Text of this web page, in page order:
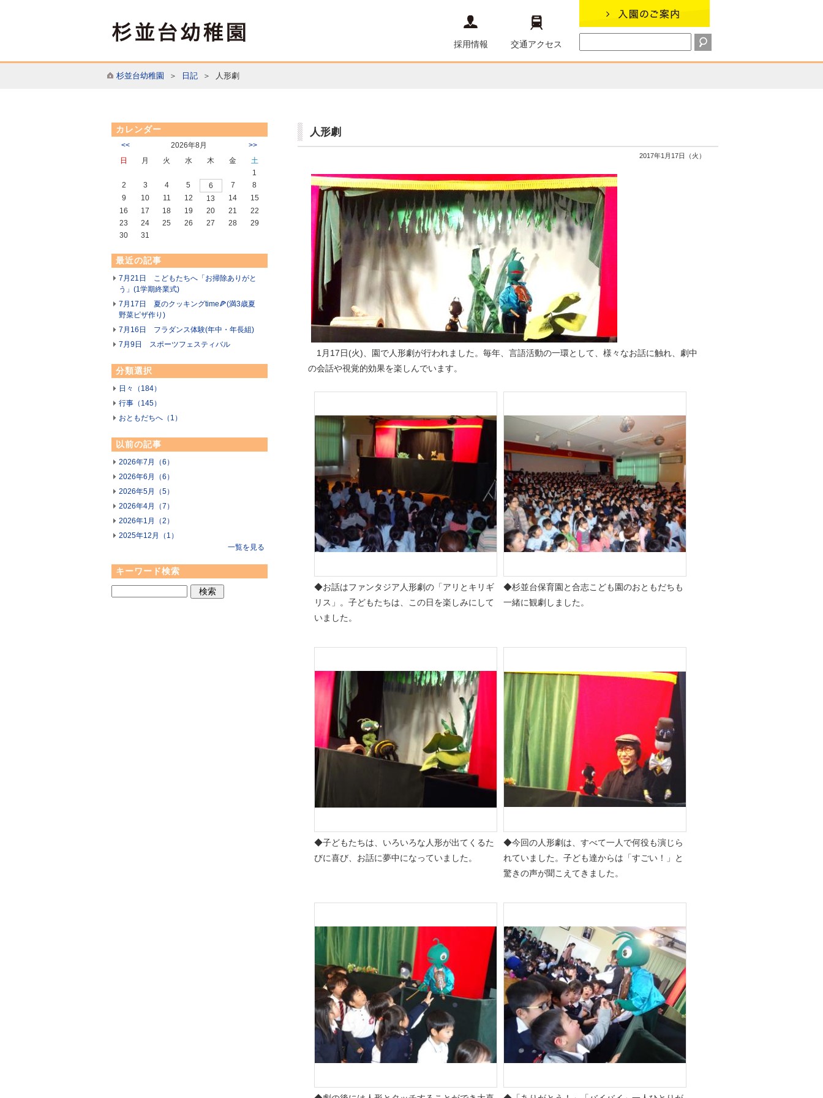
採用情報 交通アクセス
杉並台幼稚園 ＞ 日記＞ 人形劇
カレンダー
<< 2026年8月 >>
日 月 火 水 木 金
土
1
2
3 4 5 6 7
8
9
10 11 12 13 14
15
16
17 18 19 20 21
22
23
24 25 26 27 28
29
30
31
最近の記事
7月21日 こどもたちへ「お掃除ありがと
う」(1学期終業式)
7月17日 夏のクッキングtime🍕(満3歳夏
野菜ピザ作り)
7月16日 フラダンス体験(年中・年長組)
7月9日 スポーツフェスティバル
分類選択
日々（184）
行事（145）
おともだちへ（1）
以前の記事
2026年7月（6）
2026年6月（6）
2026年5月（5）
2026年4月（7）
2026年1月（2）
2025年12月（1）
一覧を見る
キーワード検索
人形劇
2017年1月17日（火）
1月17日(火)、園で人形劇が行われました。毎年、言語活動の一環として、様々なお話に触れ、劇中
の会話や視覚的効果を楽しんでいます。
◆お話はファンタジア人形劇の「アリとキリギ
リス」。子どもたちは、この日を楽しみにして
いました。
◆杉並台保育園と合志こども園のおともだちも
一緒に観劇しました。
◆子どもたちは、いろいろな人形が出てくるた
びに喜び、お話に夢中になっていました。
◆今回の人形劇は、すべて一人で何役も演じら
れていました。子ども達からは「すごい！」と
驚きの声が聞こえてきました。